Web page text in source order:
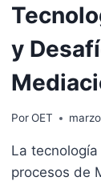
y
Por OET
La
procesos de